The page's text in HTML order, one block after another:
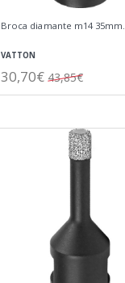
Broca diamante m14 35mm.
VATTON
30,70€ 43,85€